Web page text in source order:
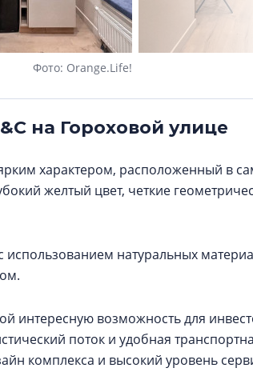
Фото: Orange.Life!
на Гороховой улице
характером, расположенный в
желтый цвет, четкие
натуральных
интересную возможность для
поток и удобная
комплекса и высокий уровень